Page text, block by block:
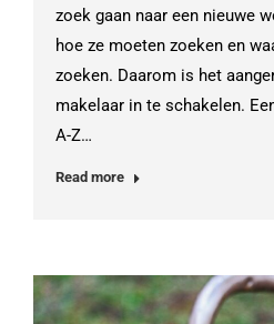
zoek gaan naar een nieuwe
hoe ze moeten zoeken en
zoeken. Daarom is het
makelaar in te schakelen.
A-Z…
Read more